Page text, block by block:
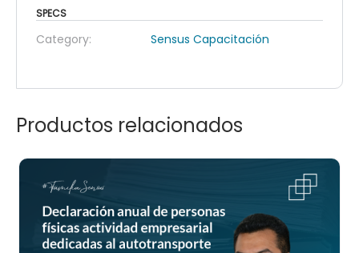
SPECS
Category: Sensus Capacitación
Productos relacionados